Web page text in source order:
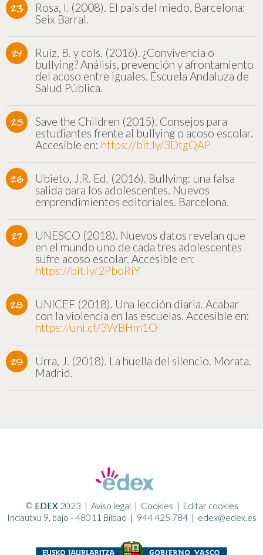
Rosa, I. (2008). El país del miedo. Barcelona:
Seix Barral.
Ruiz, B. y cols. (2016). ¿Convivencia o
bullying? Análisis, prevención y afrontamiento
del acoso entre iguales. Escuela Andaluza de
Salud Pública.
Save the Children (2015). Consejos para
estudiantes frente al bullying o acoso escolar.
Accesible en: https://bit.ly/3DtgQAP
Ubieto, J.R. Ed. (2016). Bullying: una falsa
salida para los adolescentes. Nuevos
emprendimientos editoriales. Barcelona.
UNESCO (2018). Nuevos datos revelan que
en el mundo uno de cada tres adolescentes
sufre acoso escolar. Accesible en:
https://bit.ly/2PboRiY
UNICEF (2018). Una lección diaria. Acabar
con la violencia en las escuelas. Accesible en:
https://uni.cf/3WBHm1O
Urra, J. (2018). La huella del silencio. Morata.
Madrid.
© EDEX2023 Aviso legal Cookies
Editar cookies
Indautxu 9, bajo - 48011 Bilbao | 944 425 784| edex@edex.es